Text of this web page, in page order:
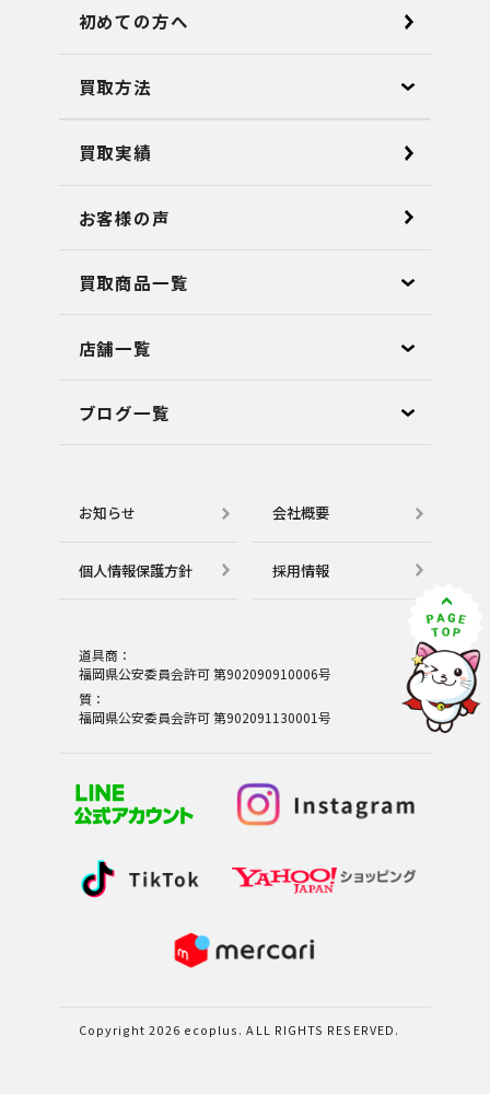
初めての方へ
買取方法
買取実績
お客様の声
買取商品一覧
店舗⼀覧
ブログ⼀覧
お知らせ 会社概要
個⼈情報保護⽅針 採用情報
道具商：
福岡県公安委員会許可 第902090910006号
質：
福岡県公安委員会許可 第902091130001号
Copyright 2026 ecoplus. ALL RIGHTS RESERVED.